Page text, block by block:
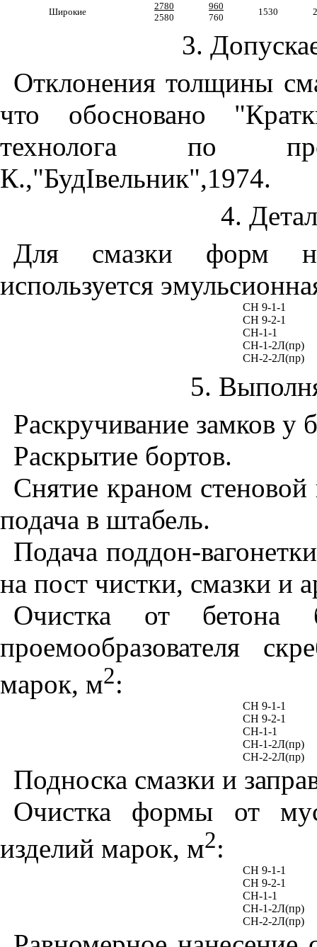
Широкие
2780
2580
960
760
1530
3.
Отклонения толщины
что обосновано
технолога по
К.,"БудIвельник",1974.
4.
Для смазки форм
используется
СН 9-1-1
СН 9-2-1
CH-1-1
СН-1-2Л(пр)
СН-2-2Л(пр)
5.
Раскручивание замков у
Раскрытие бортов.
Снятие краном
подача в штабель.
Подача поддон-
на пост чистки, смазки и
Очистка от бетона
проемообразователя
марок, м2:
СН 9-1-1
СН 9-2-1
CH-1-1
СН-1-2Л(пр)
СН-2-2Л(пр)
Подноска смазки и
Очистка формы от
изделий марок, м2:
СН 9-1-1
СН 9-2-1
CH-1-1
СН-1-2Л(пр)
СН-2-2Л(пр)